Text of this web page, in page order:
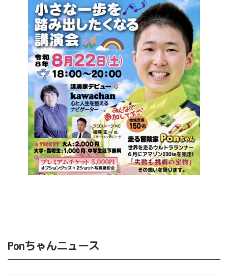
Ponちゃんニュース